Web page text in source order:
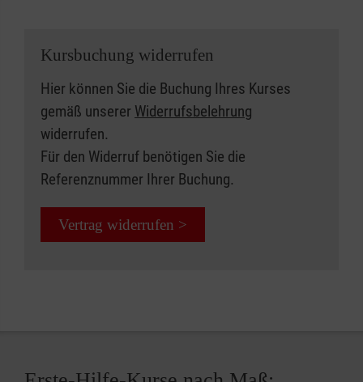
Kursbuchung widerrufen
Hier können Sie die Buchung Ihres Kurses
gemäß unserer Widerrufsbelehrung
widerrufen.
Für den Widerruf benötigen Sie die
Referenznummer Ihrer Buchung.
Vertrag widerrufen >